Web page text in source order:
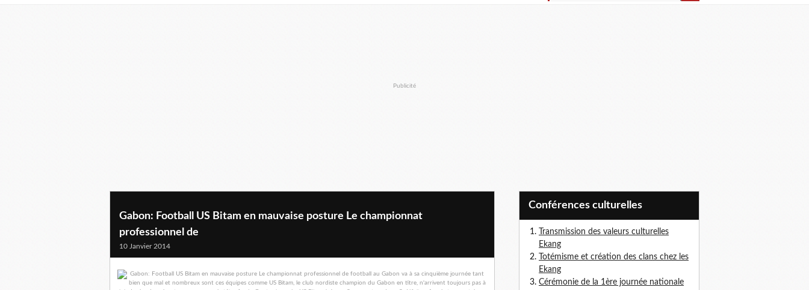
Publicité
Gabon: Football US Bitam en mauvaise posture Le championnat
professionnel de
10 Janvier 2014
Conférences culturelles
Transmission des valeurs culturelles
Ekang
Totémisme et création des clans chez les
Ekang
Cérémonie de la 1ère journée nationale